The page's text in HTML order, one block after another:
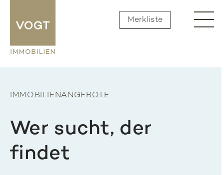
Merkliste
IMMOBILIENANGEBOTE
Wer sucht, der
findet